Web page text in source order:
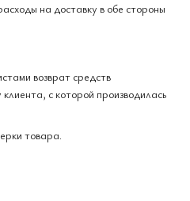
на доставку в обе стороны
возврат средств
с которой производилась
товара.